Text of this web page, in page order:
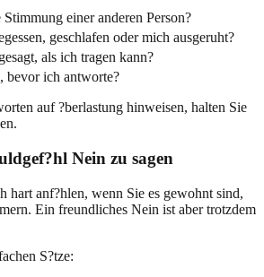
einer anderen Person?
geschlafen oder mich ausgeruht?
als ich tragen kann?
bevor ich antworte?
auf ?berlastung hinweisen, halten Sie
Nein zu sagen
hart anf?hlen, wenn Sie es gewohnt sind,
Ein freundliches Nein ist aber trotzdem
S?tze: